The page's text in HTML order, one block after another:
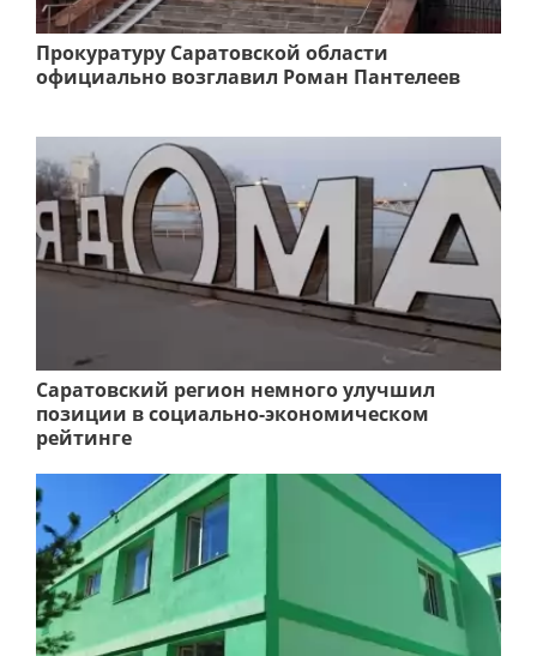
Прокуратуру Саратовской области
официально возглавил Роман Пантелеев
Саратовский регион немного улучшил
позиции в социально-экономическом
рейтинге